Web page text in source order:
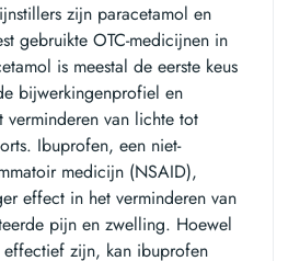
zijn paracetamol en
gebruikte OTC-medicijnen in
is meestal de eerste keus
bijwerkingenprofiel en
van lichte tot
Ibuprofen, een niet-
medicijn (NSAID),
effect in het verminderen van
pijn en zwelling. Hoewel
zijn, kan ibuprofen